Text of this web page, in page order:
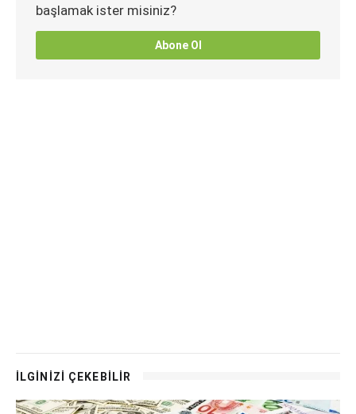
başlamak ister misiniz?
Abone Ol
İLGİNİZİ ÇEKEBİLİR